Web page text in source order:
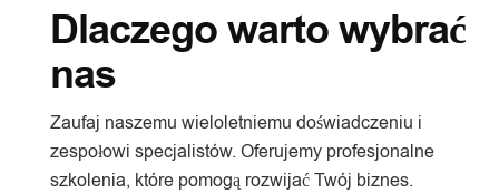
Dlaczego warto wybrać
nas
Zaufaj naszemu wieloletniemu doświadczeniu i
zespołowi specjalistów. Oferujemy profesjonalne
szkolenia, które pomogą rozwijać Twój biznes.